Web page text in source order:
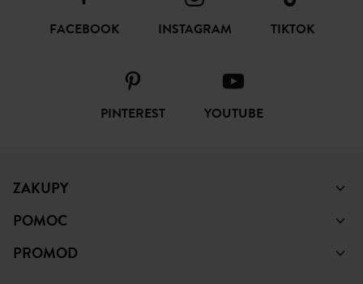
FACEBOOK INSTAGRAM TIKTOK
PINTEREST YOUTUBE
ZAKUPY
POMOC
PROMOD